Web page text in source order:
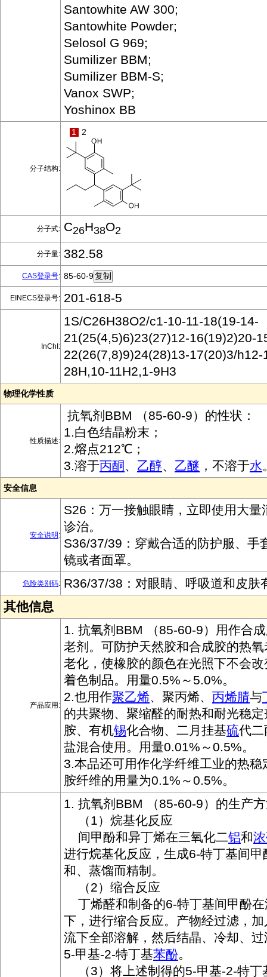
Santowhite AW 300;
Santowhite Powder;
Selosol G 969;
Sumilizer BBM;
Sumilizer BBM-S;
Vanox SWP;
Yoshinox BB
分子结构:
1 2
分子式: C26H38O2
分子量: 382.58
CAS登录号: 85-60-9
EINECS登录号: 201-618-5
InChI:
1S/C26H38O2/c1-10-11-18(19-14-
21(25(4,5)6)23(27)12-16(19)2)20-
22(26(7,8)9)24(28)13-17(20)3/h12-
28H,10-11H2,1-9H3
物理化学性质
性质描述:
抗氧剂BBM （85-60-9）的性状：
1.白色结晶粉末；
2.熔点212℃；
3.溶于丙酮、 乙醇、 乙醚 ，不溶于水
安全信息
安全说明 :
S26：万一接触眼睛，立即使用大量
诊治。
S36/37/39：穿戴合适的防护服、手
镜或者面罩。
危险类别码: R36/37/38：对眼睛、呼吸道和皮肤
其他信息
产品应用:
1. 抗氧剂BBM （85-60-9）用作合
老剂。可防护天然胶和合成胶的热
老化，使橡胶的颜色在光照下不会
着色制品。用量0.5%～5.0%。
2.也用作聚乙烯、聚丙烯、 丙烯腈与
的共聚物、聚缩醛的耐热和耐光稳
胺、有机锡化合物、二月挂基硫代二
盐混合使用。用量0.01%～0.5%。
3.本品还可用作化学纤维工业的热稳
胺纤维的用量为0.1%～0.5%。
1. 抗氧剂BBM （85-60-9）的生产
（1）烷基化反应
间甲酚和异丁烯在三氧化二铝和
进行烷基化反应，生成6-特丁基间甲
和、蒸馏而精制。
（2）缩合反应
丁烯醛和制备的6-特丁基间甲酚在
下，进行缩合反应。产物经过滤，加
流下全部溶解，然后结晶、冷却、
5-甲基-2-特丁基苯酚。
（3）将上述制得的5-甲基-2-特丁